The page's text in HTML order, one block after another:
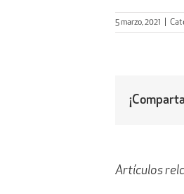
5 marzo, 2021
Artículos